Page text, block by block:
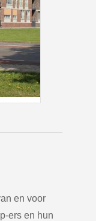
en voor
ers en hun